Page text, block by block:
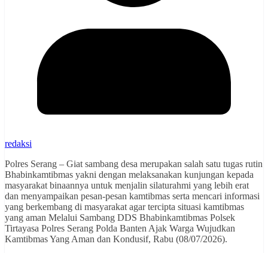
redaksi
Polres Serang – Giat sambang desa merupakan salah satu tugas rutin
Bhabinkamtibmas yakni dengan melaksanakan kunjungan kepada
masyarakat binaannya untuk menjalin silaturahmi yang lebih erat
dan menyampaikan pesan-pesan kamtibmas serta mencari informasi
yang berkembang di masyarakat agar tercipta situasi kamtibmas
yang aman Melalui Sambang DDS Bhabinkamtibmas Polsek
Tirtayasa Polres Serang Polda Banten Ajak Warga Wujudkan
Kamtibmas Yang Aman dan Kondusif, Rabu (08/07/2026).